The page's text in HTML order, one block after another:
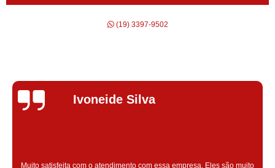
(19) 3397-9502
Silvana Alves
Super satisfeita com o serviço prestado, atendimento muito bom!